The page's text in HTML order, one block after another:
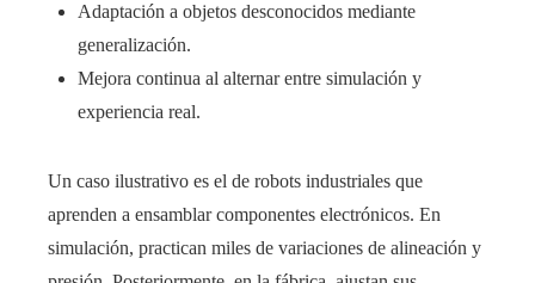
Adaptación a objetos desconocidos mediante
generalización.
Mejora continua al alternar entre simulación y
experiencia real.
Un caso ilustrativo es el de robots industriales que
aprenden a ensamblar componentes electrónicos. En
simulación, practican miles de variaciones de alineación y